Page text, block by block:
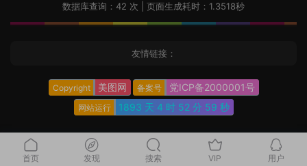
数据库查询：42 次 | 页面生成耗时：1.3518秒
友情链接：
Copyright 美图网 备案号 党ICP备2000001号
网站运行 1893 天 4 时 53 分 0 秒
首页 发现 搜索 VIP 用户